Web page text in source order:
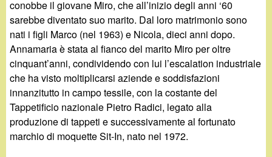
conobbe il giovane Miro, che all’inizio degli anni ‘60
sarebbe diventato suo marito. Dal loro matrimonio sono
nati i figli Marco (nel 1963) e Nicola, dieci anni dopo.
Annamaria è stata al fianco del marito Miro per oltre
cinquant’anni, condividendo con lui l’escalation industriale
che ha visto moltiplicarsi aziende e soddisfazioni
innanzitutto in campo tessile, con la costante del
Tappetificio nazionale Pietro Radici, legato alla
produzione di tappeti e successivamente al fortunato
marchio di moquette Sit-In, nato nel 1972.